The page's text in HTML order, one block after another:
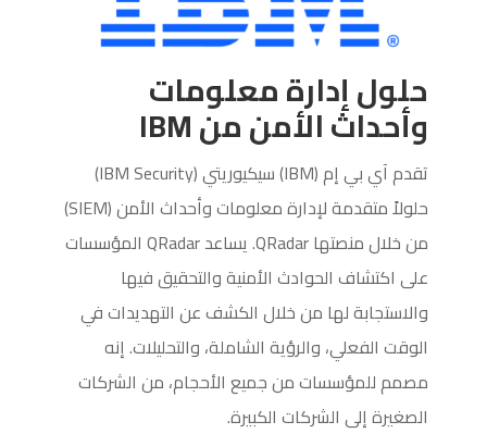
حلول إدارة معلومات
وأحداث الأمن من IBM
تقدم آي بي إم (IBM) سيكيوريتي (IBM Security)
حلولاً متقدمة لإدارة معلومات وأحداث الأمن (SIEM)
من خلال منصتها QRadar. يساعد QRadar المؤسسات
على اكتشاف الحوادث الأمنية والتحقيق فيها
والاستجابة لها من خلال الكشف عن التهديدات في
الوقت الفعلي، والرؤية الشاملة، والتحليلات. إنه
مصمم للمؤسسات من جميع الأحجام، من الشركات
الصغيرة إلى الشركات الكبيرة.